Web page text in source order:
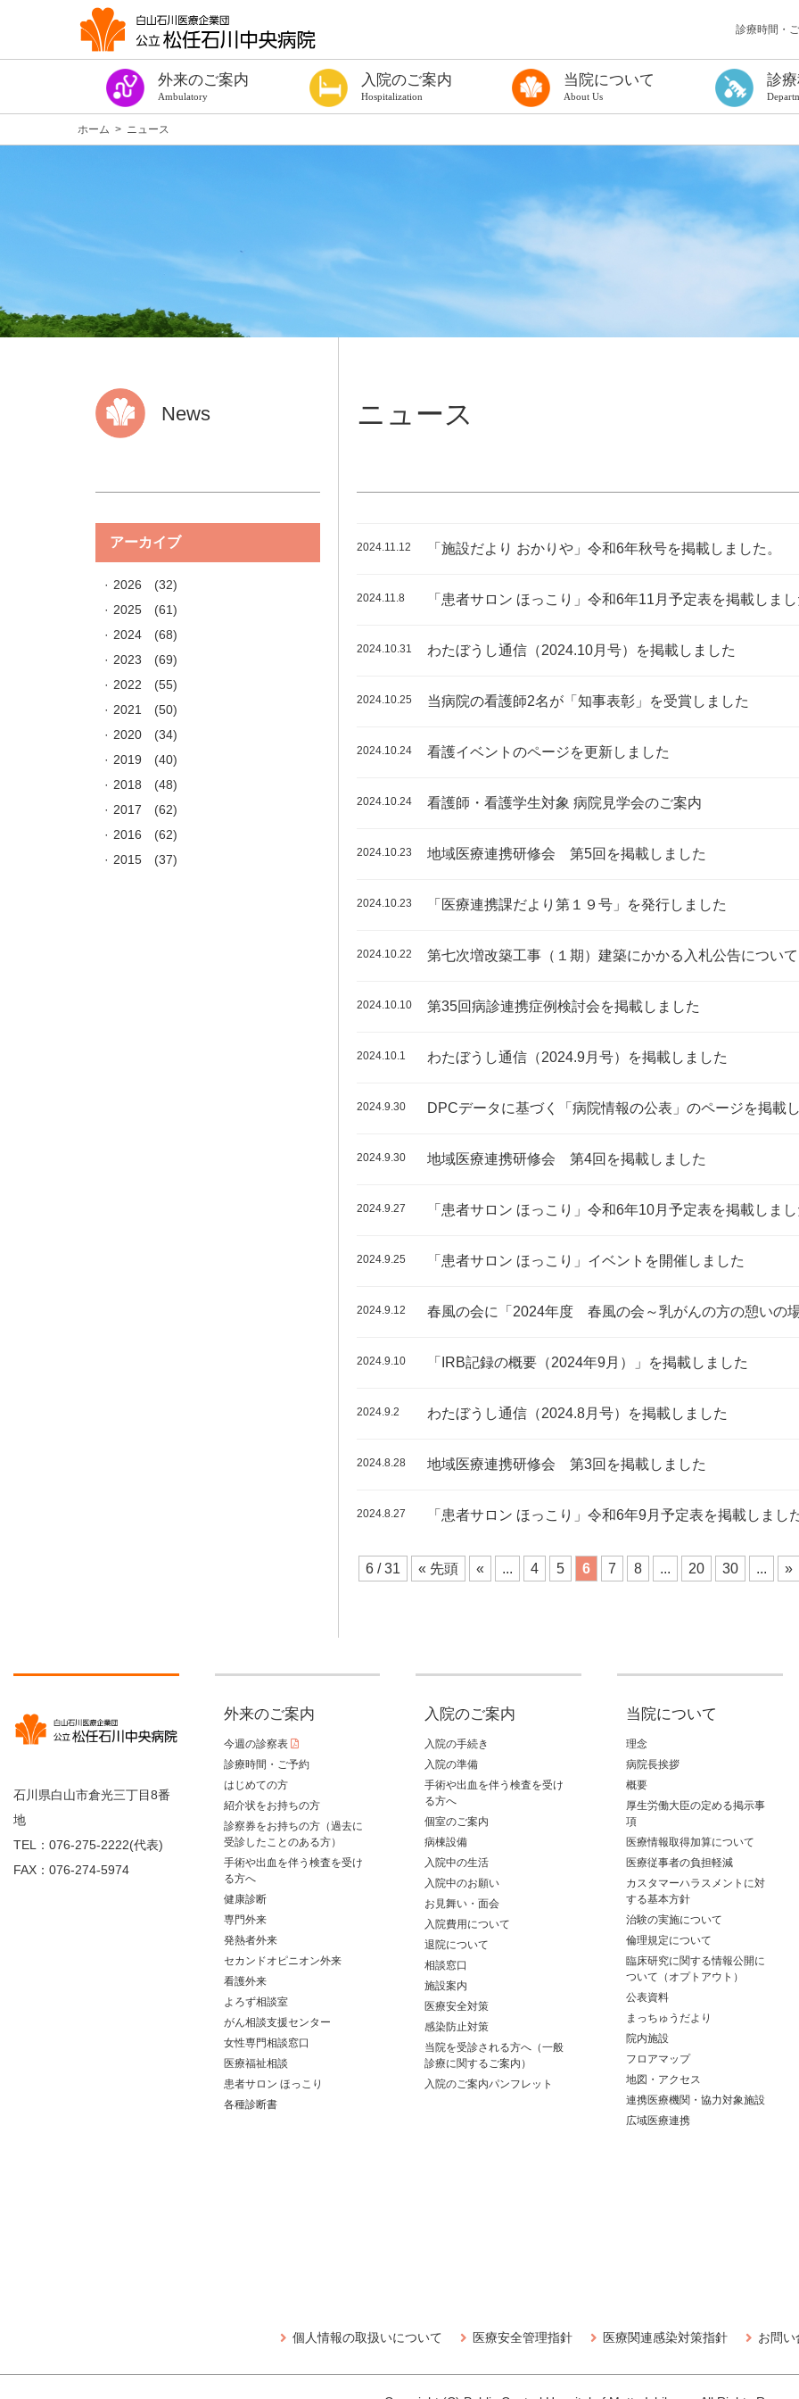
診療時間・
外来のご案内
Ambulatory
今週の診察表
診療時間・ご予約
はじめての方
紹介状をお持ちの方
診察券をお持ちの方（過去に受診したことのある方）
手術や出血を伴う検査を受ける方へ
健康診断
専門外来
発熱者外来
セカンドオピニオン外来
看護外来
よろず相談室
がん相談支援センター
女性専門相談窓口
医療福祉相談
患者サロン ほっこり
各種診断書
入院のご案内
Hospitalization
当院について
About Us
診
ホーム > ニュース
News
アーカイブ
2026
(32)
2025
(61)
2024
(68)
2023
(69)
2022
(55)
2021
(50)
2020
(34)
2019
(40)
2018
(48)
2017
(62)
2016
(62)
2015
(37)
ニュース
2024.11.12 「施設だより おかりや」令和6年秋号を掲載しました。
2024.11.8 「患者サロン ほっこり」令和6年11月予定表を掲載しま
2024.10.31 わたぼうし通信（2024.10月号）を掲載しました
2024.10.25 当病院の看護師2名が「知事表彰」を受賞しました
2024.10.24 看護イベントのページを更新しました
2024.10.24 看護師・看護学生対象 病院見学会のご案内
2024.10.23 地域医療連携研修会 第5回を掲載しました
2024.10.23 「医療連携課だより第１９号」を発行しました
2024.10.22 第七次増改築工事（１期）建築にかかる入札公告について
2024.10.10 第35回病診連携症例検討会を掲載しました
2024.10.1 わたぼうし通信（2024.9月号）を掲載しました
2024.9.30 DPCデータに基づく「病院情報の公表」のページを掲載
2024.9.30 地域医療連携研修会 第4回を掲載しました
2024.9.27 「患者サロン ほっこり」令和6年10月予定表を掲載しま
2024.9.25 「患者サロン ほっこり」イベントを開催しました
2024.9.12 春風の会に「2024年度 春風の会～乳がんの方の憩いの
2024.9.10 「IRB記録の概要（2024年9月）」を掲載しました
2024.9.2 わたぼうし通信（2024.8月号）を掲載しました
2024.8.28 地域医療連携研修会 第3回を掲載しました
2024.8.27 「患者サロン ほっこり」令和6年9月予定表を掲載しまし
6 / 31 « 先頭 « ... 4 5 6 7 8 ... 20 30 ... »
石川県白山市倉光三丁目8番
地
TEL：076-275-2222(代表)
FAX：076-274-5974
外来のご案内
今週の診察表
診療時間・ご予約
はじめての方
紹介状をお持ちの方
診察券をお持ちの方（過去に
受診したことのある方）
手術や出血を伴う検査を受け
る方へ
健康診断
専門外来
発熱者外来
セカンドオピニオン外来
看護外来
よろず相談室
がん相談支援センター
女性専門相談窓口
医療福祉相談
患者サロン ほっこり
各種診断書
入院のご案内
入院の手続き
入院の準備
手術や出血を伴う検査を受け
る方へ
個室のご案内
病棟設備
入院中の生活
入院中のお願い
お見舞い・面会
入院費用について
退院について
相談窓口
施設案内
医療安全対策
感染防止対策
当院を受診される方へ（一般
診療に関するご案内）
入院のご案内パンフレット
当院について
理念
病院長挨拶
概要
厚生労働大臣の定める掲示事
項
医療情報取得加算について
医療従事者の負担軽減
カスタマーハラスメントに対
する基本方針
治験の実施について
倫理規定について
臨床研究に関する情報公開に
ついて（オプトアウト）
公表資料
まっちゅうだより
院内施設
フロアマップ
地図・アクセス
連携医療機関・協力対象施設
広域医療連携
個人情報の取扱いについて 医療安全管理指針 医療関連感染対策指針 お問い